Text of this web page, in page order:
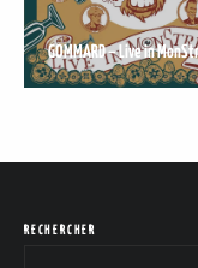
GOMMARD – Live in
RECHERCHER